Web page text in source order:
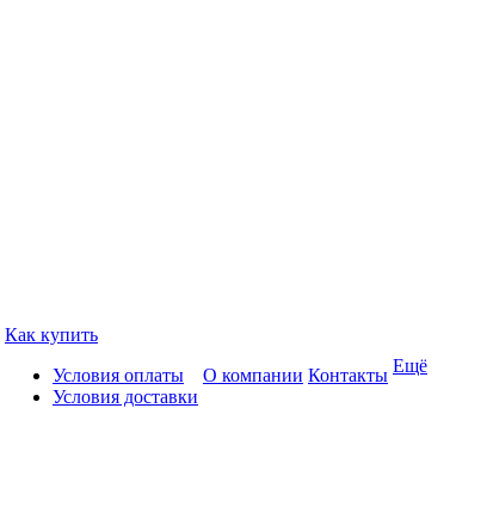
Как купить
Условия оплаты
Условия доставки
О компании Контакты Ещё